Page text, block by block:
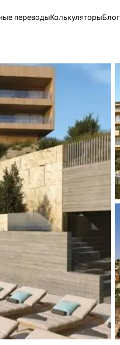
переводыКалькуляторыБлог
8 554 объекта
5 430 объектов
3 906 объектов
2 948 объектов
2 797 объектов
Россия · 3 920
Турция · 2 556
Таиланд · 2 172
Россия · 2 106
Турция · 2 092
Турция · 1 810